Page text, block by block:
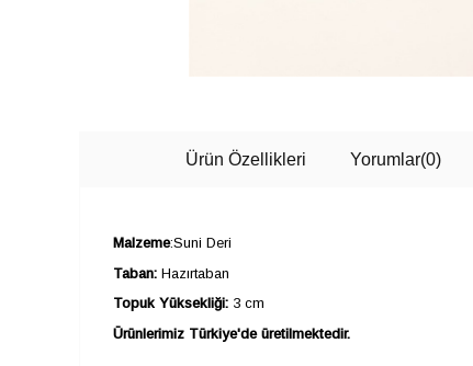
Ürün Özellikleri Yorumlar(0)
Malzeme:Suni Deri
Taban: Hazırtaban
Topuk Yüksekliği: 3 cm
Ürünlerimiz Türkiye'de üretilmektedir.